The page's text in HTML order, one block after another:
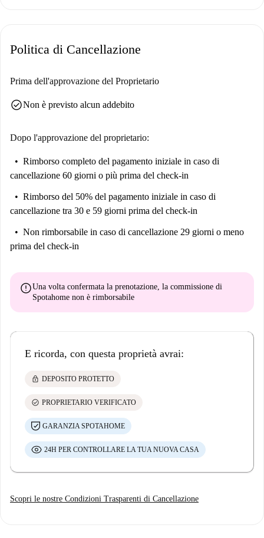
Politica di Cancellazione
Prima dell'approvazione del Proprietario
check_circleNon è previsto alcun addebito
Dopo l'approvazione del proprietario:
Rimborso completo del pagamento iniziale in caso di
cancellazione 60 giorni o più prima del check-in
Rimborso del 50% del pagamento iniziale in caso di
cancellazione tra 30 e 59 giorni prima del check-in
Non rimborsabile in caso di cancellazione 29 giorni o meno
prima del check-in
errorUna volta confermata la prenotazione, la commissione di
Spotahome non è rimborsabile
E ricorda, con questa proprietà avrai:
lock DEPOSITO PROTETTO
check_circle PROPRIETARIO VERIFICATO
GARANZIA SPOTAHOME
24H PER CONTROLLARE LA TUA NUOVA CASA
Scopri le nostre Condizioni Trasparenti di Cancellazione